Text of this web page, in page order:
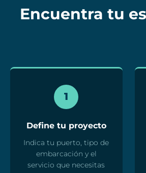
Encuentra tu
1
Define tu proyecto
Indica tu puerto, tipo de
embarcación y el
servicio que necesitas